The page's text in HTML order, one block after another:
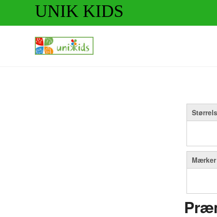
UNIK KIDS
Mærker